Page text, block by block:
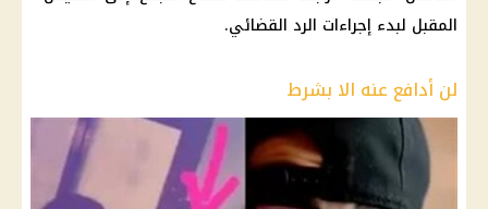
المقبل لبدء إجراءات الرد القضائي.
لن أدافع عنه الا بشرط